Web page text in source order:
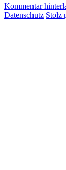
für
die
Kommentar
Datenschutz Stolz